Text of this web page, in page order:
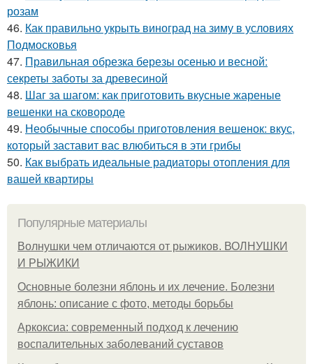
розам
46. Как правильно укрыть виноград на зиму в условиях
Подмосковья
47. Правильная обрезка березы осенью и весной:
секреты заботы за древесиной
48. Шаг за шагом: как приготовить вкусные жареные
вешенки на сковороде
49. Необычные способы приготовления вешенок: вкус,
который заставит вас влюбиться в эти грибы
50. Как выбрать идеальные радиаторы отопления для
вашей квартиры
Популярные материалы
Волнушки чем отличаются от рыжиков. ВОЛНУШКИ
И РЫЖИКИ
Основные болезни яблонь и их лечение. Болезни
яблонь: описание с фото, методы борьбы
Аркоксиа: современный подход к лечению
воспалительных заболеваний суставов